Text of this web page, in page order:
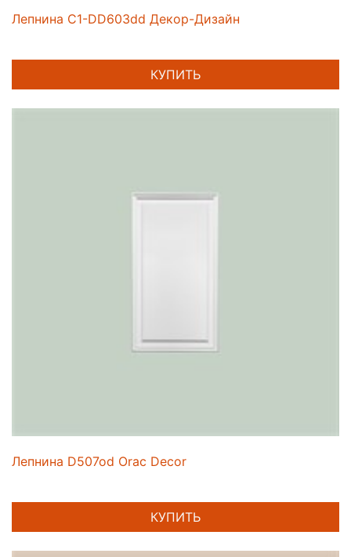
Лепнина C1-DD603dd Декор-Дизайн
КУПИТЬ
Лепнина D507od Orac Decor
КУПИТЬ